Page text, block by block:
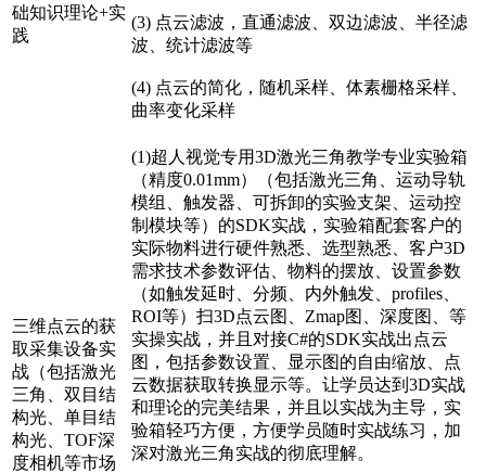
础知识理论+实
践
(3) 点云滤波，直通滤波、双边滤波、半径滤
波、统计滤波等
(4) 点云的简化，随机采样、体素栅格采样、
曲率变化采样
三维点云的获
取采集设备实
战（包括激光
三角、双目结
构光、单目结
构光、TOF深
度相机等市场
(1)超人视觉专用3D激光三角教学专业实验箱
（精度0.01mm）（包括激光三角、运动导轨
模组、触发器、可拆卸的实验支架、运动控
制模块等）的SDK实战，实验箱配套客户的
实际物料进行硬件熟悉、选型熟悉、客户3D
需求技术参数评估、物料的摆放、设置参数
（如触发延时、分频、内外触发、profiles、
ROI等）扫3D点云图、Zmap图、深度图、等
实操实战，并且对接C#的SDK实战出点云
图，包括参数设置、显示图的自由缩放、点
云数据获取转换显示等。让学员达到3D实战
和理论的完美结果，并且以实战为主导，实
验箱轻巧方便，方便学员随时实战练习，加
深对激光三角实战的彻底理解。